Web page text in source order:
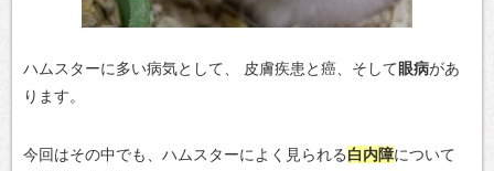
ハムスターに多い病気として、 皮膚疾患と癌、そして眼病があ
ります。
今回はその中でも、ハムスターによく見られる白内障について